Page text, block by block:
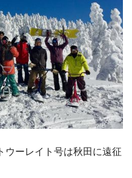
ウーレイト号は秋田に遠征